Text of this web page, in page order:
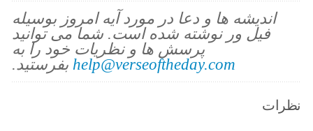
اندیشه ها و دعا در مورد آیه امروز بوسیله
فیل ور نوشته شده است. شما می توانید
پرسش ها و نظریات خود را به
help@verseoftheday.com بفرستید.
نظرات